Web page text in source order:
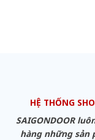
HỆ THỐNG
SAIGONDOOR
hàng những sản